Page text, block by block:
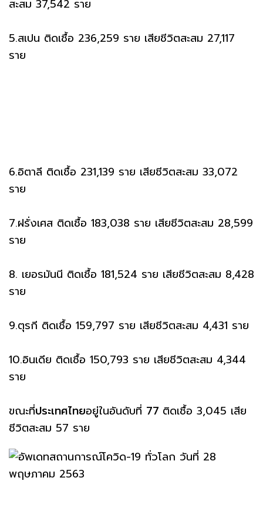
สะสม 37,542 ราย
5.สเปน ติดเชื้อ 236,259 ราย เสียชีวิตสะสม 27,117
ราย
6.อิตาลี ติดเชื้อ 231,139 ราย เสียชีวิตสะสม 33,072
ราย
7.ฝรั่งเศส ติดเชื้อ 183,038 ราย เสียชีวิตสะสม 28,599
ราย
8. เยอรมันนี ติดเชื้อ 181,524 ราย เสียชีวิตสะสม 8,428
ราย
9.ตุรกี ติดเชื้อ 159,797 ราย เสียชีวิตสะสม 4,431 ราย
10.อินเดีย ติดเชื้อ 150,793 ราย เสียชีวิตสะสม 4,344
ราย
ขณะที่ประเทศไทยอยู่ในอันดับที่ 77 ติดเชื้อ 3,045 เสีย
ชีวิตสะสม 57 ราย